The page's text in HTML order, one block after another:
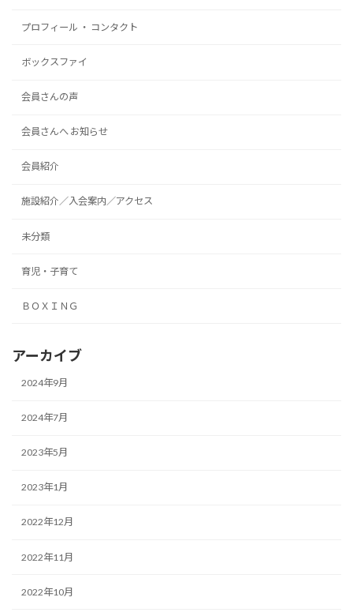
プロフィール ・ コンタクト
ボックスファイ
会員さんの声
会員さんへ お知らせ
会員紹介
施設紹介／入会案内／アクセス
未分類
育児・子育て
ＢＯＸＩＮＧ
アーカイブ
2024年9月
2024年7月
2023年5月
2023年1月
2022年12月
2022年11月
2022年10月